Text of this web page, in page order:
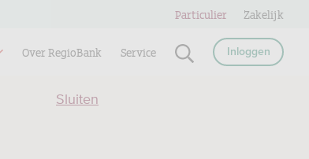
Sluiten
Over RegioBank Service Inloggen
Particulier Zakelijk